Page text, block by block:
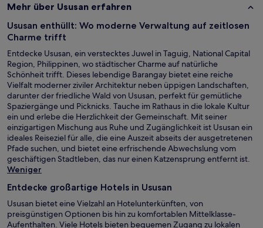
Mehr über Ususan erfahren
Ususan enthüllt: Wo moderne Verwaltung auf zeitlosen
Charme trifft
Entdecke Ususan, ein verstecktes Juwel in Taguig, National Capital
Region, Philippinen, wo städtischer Charme auf natürliche
Schönheit trifft. Dieses lebendige Barangay bietet eine reiche
Vielfalt moderner ziviler Architektur neben üppigen Landschaften,
darunter der friedliche Wald von Ususan, perfekt für gemütliche
Spaziergänge und Picknicks. Tauche im Rathaus in die lokale Kultur
ein und erlebe die Herzlichkeit der Gemeinschaft. Mit seiner
einzigartigen Mischung aus Ruhe und Zugänglichkeit ist Ususan ein
ideales Reiseziel für alle, die eine Auszeit abseits der ausgetretenen
Pfade suchen, und bietet eine erfrischende Abwechslung vom
geschäftigen Stadtleben, das nur einen Katzensprung entfernt ist.
Weniger
Entdecke großartige Hotels in Ususan
Ususan bietet eine Vielzahl an Hotelunterkünften, von
preisgünstigen Optionen bis hin zu komfortablen Mittelklasse-
Aufenthalten. Viele Hotels bieten bequemen Zugang zu lokalen